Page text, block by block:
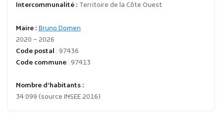
Intercommunalité : Territoire de la Côte Ouest
Maire : Bruno Domen
2020 – 2026
Code postal : 97436
Code commune: 97413
Nombre d’habitants :
34 099 (source INSEE 2016)